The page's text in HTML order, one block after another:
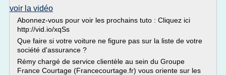
voir la vidéo
Abonnez-vous pour voir les prochains tuto : Cliquez ici
http://vid.io/xqSs
Que faire si votre voiture ne figure pas sur la liste de votre
société d'assurance ?
Rémy chargé de service clientèle au sein du Groupe
France Courtage (Francecourtage.fr) vous oriente sur les